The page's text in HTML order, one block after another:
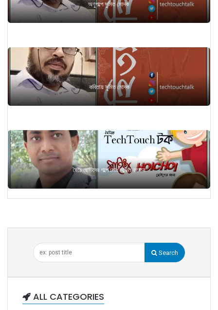
অণুগল্পে সুমিত মোদক
কবিতায় সুমিত মোদক
হৈচৈ ছোটদের গল্পে মোঃ আব্দুল রহমান
Search
ALL CATEGORIES